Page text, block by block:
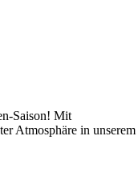
Saison! Mit
Atmosphäre in unserem